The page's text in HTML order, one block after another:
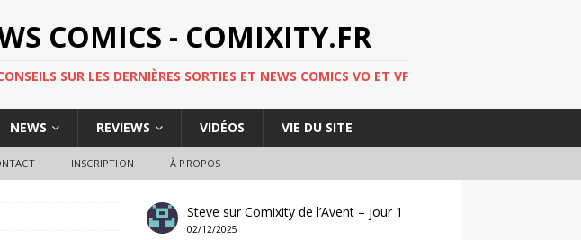
COMICS - COMIXITY.FR
SUR LES DERNIÈRES SORTIES ET NEWS COMICS VO ET VF
NEWS REVIEWS VIDÉOS VIE DU SITE
INSCRIPTION À PROPOS
Steve surComixity de l’Avent – jour 1
02/12/2025